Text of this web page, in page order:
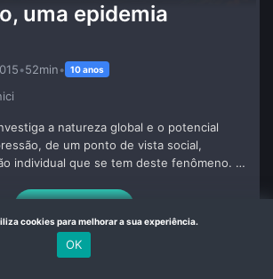
uma epidemia
•52min• 10 anos
a natureza global e o potencial
de um ponto de vista social,
individual que se tem deste fenômeno. O
filósofos, assistentes sociais,
a fim de analisar o contexto que estaria
fértil para a depressão.
cookies para melhorar a sua experiência.
OK